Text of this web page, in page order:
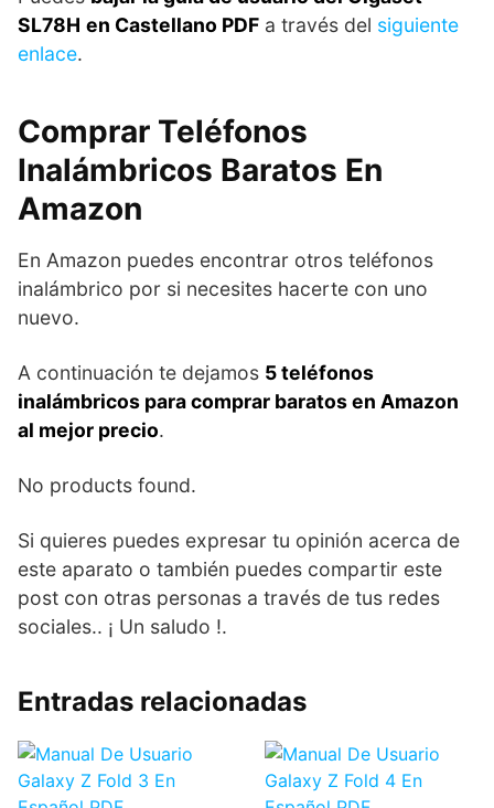
SL78H en Castellano PDF a través del siguiente
enlace.
Comprar Teléfonos
Inalámbricos Baratos En
Amazon
En Amazon puedes encontrar otros teléfonos
inalámbrico por si necesites hacerte con uno
nuevo.
A continuación te dejamos 5 teléfonos
inalámbricos para comprar baratos en Amazon
al mejor precio.
No products found.
Si quieres puedes expresar tu opinión acerca de
este aparato o también puedes compartir este
post con otras personas a través de tus redes
sociales.. ¡ Un saludo !.
Entradas relacionadas